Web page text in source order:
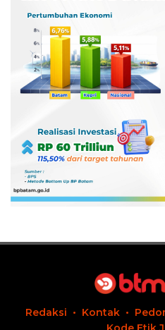
Redaksi Kontak